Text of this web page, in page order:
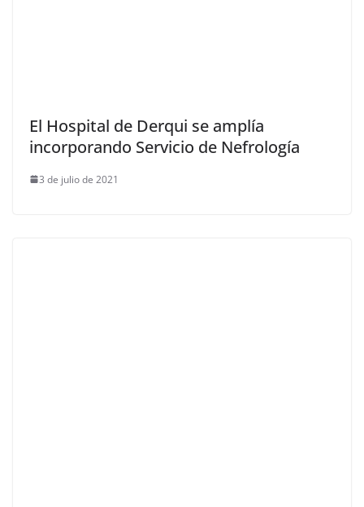
El Hospital de Derqui se amplía
incorporando Servicio de Nefrología
3 de julio de 2021